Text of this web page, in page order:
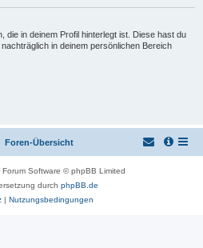
die in deinem Profil hinterlegt ist. Diese hast du
in deinem persönlichen Bereich
Foren-Übersicht
Forum Software © phpBB Limited
durch phpBB.de
| Nutzungsbedingungen